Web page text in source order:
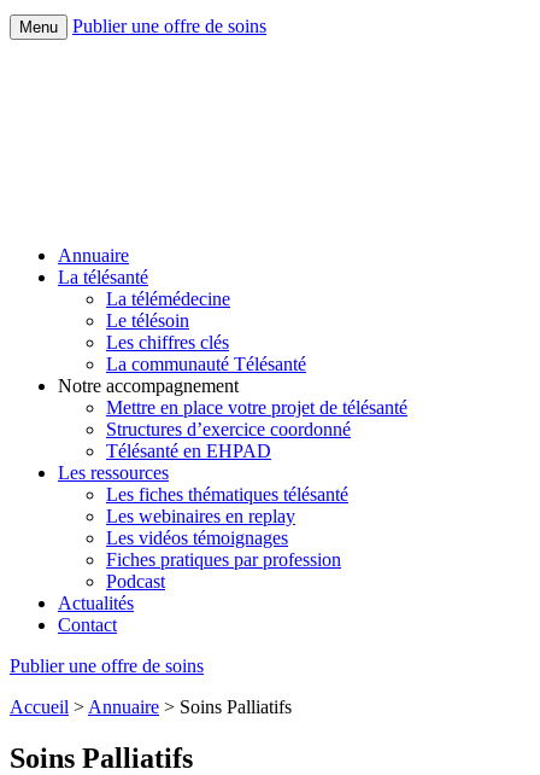
Menu Publier une offre de soins
Annuaire
La télésanté
La télémédecine
Le télésoin
Les chiffres clés
La communauté Télésanté
Notre accompagnement
Mettre en place votre projet de télésanté
Structures d’exercice coordonné
Télésanté en EHPAD
Les ressources
Les fiches thématiques télésanté
Les webinaires en replay
Les vidéos témoignages
Fiches pratiques par profession
Podcast
Actualités
Contact
Publier une offre de soins
Accueil > Annuaire > Soins Palliatifs
Soins Palliatifs